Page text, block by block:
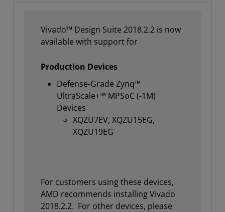
Vivado™ Design Suite 2018.2.2 is now
available with support for
Production Devices
Defense-Grade Zynq™
UltraScale+™ MPSoC (-1M)
Devices
XQZU7EV, XQZU15EG,
XQZU19EG
For customers using these devices,
AMD recommends installing Vivado
2018.2.2. For other devices, please